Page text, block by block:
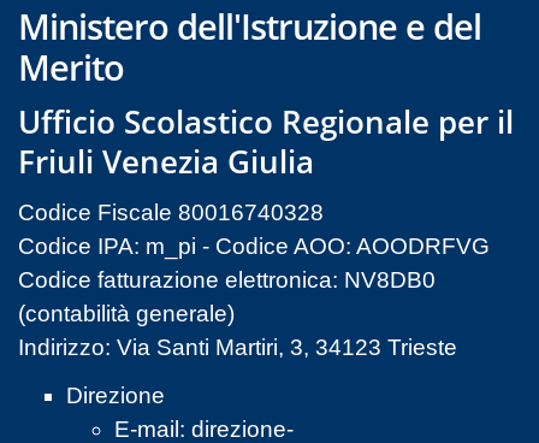
Ministero dell'Istruzione e del
Merito
Ufficio Scolastico Regionale per il
Friuli Venezia Giulia
Codice Fiscale 80016740328
Codice IPA: m_pi - Codice AOO: AOODRFVG
Codice fatturazione elettronica: NV8DB0
(contabilità generale)
Indirizzo: Via Santi Martiri, 3, 34123 Trieste
Direzione
E-mail: direzione-